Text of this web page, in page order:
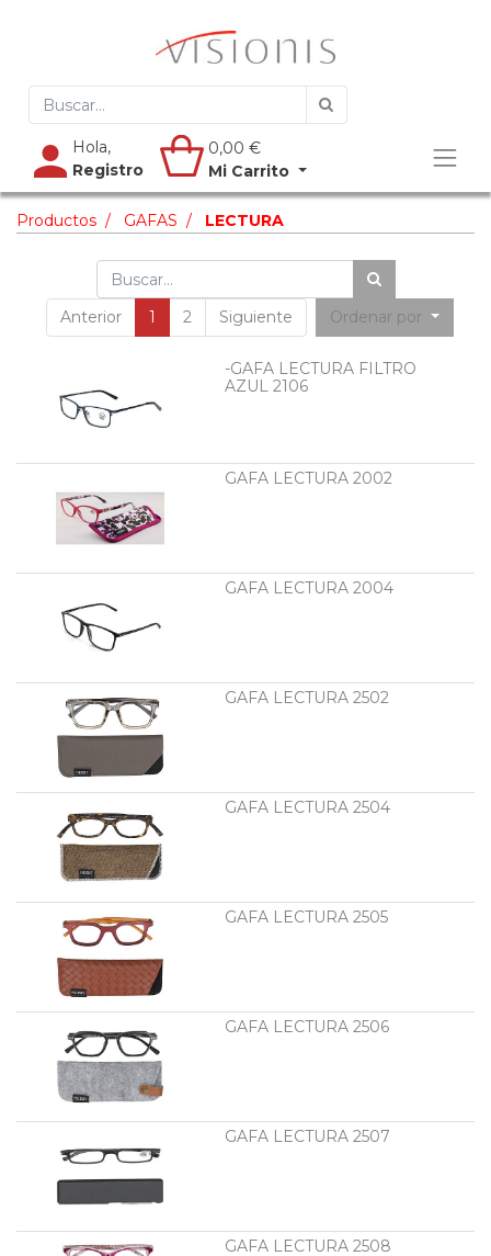
Hola,
Registro
0,00 €
Mi Carrito
Productos GAFAS LECTURA
Anterior 1 2 Siguiente Ordenar por
-GAFA LECTURA FILTRO
AZUL 2106
GAFA LECTURA 2002
GAFA LECTURA 2004
GAFA LECTURA 2502
GAFA LECTURA 2504
GAFA LECTURA 2505
GAFA LECTURA 2506
GAFA LECTURA 2507
GAFA LECTURA 2508